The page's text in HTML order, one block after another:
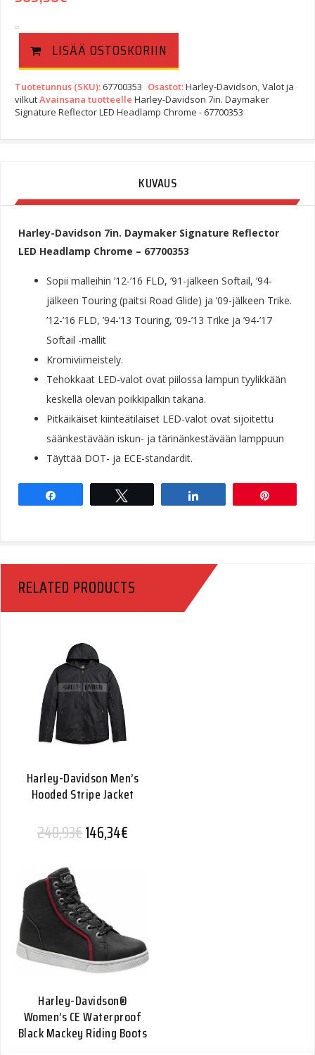
LISÄÄ OSTOSKORIIN
Tuotetunnus (SKU): 67700353 Osastot:Harley-Davidson Valot ja
vilkutAvainsana tuotteelle Harley-Davidson 7in. Daymaker
Signature Reflector LED Headlamp Chrome - 67700353
KUVAUS
Harley-Davidson 7in. Daymaker Signature Reflector
LED Headlamp Chrome – 67700353
Sopii malleihin ’12-’16 FLD, ’91-jälkeen Softail, ’94-
jälkeen Touring (paitsi Road Glide) ja ’09-jälkeen Trike.
’12-’16 FLD, ’94-’13 Touring, ’09-’13 Trike ja ’94-’17
Softail -mallit
Kromiviimeistely.
Tehokkaat LED-valot ovat piilossa lampun tyylikkään
keskellä olevan poikkipalkin takana.
Pitkäikäiset kiinteätilaiset LED-valot ovat sijoitettu
säänkestävään iskun- ja tärinänkestävään lamppuun
Täyttää DOT- ja ECE-standardit.
RELATED PRODUCTS
Harley-Davidson Men’s
Hooded Stripe Jacket
240,93€Alkuperäinen hinta oli: 240,93€.
146,34€
Harley-Davidson®
Women’s CE Waterproof
Black Mackey Riding Boots